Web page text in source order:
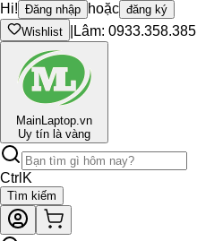
Hi! Đăng nhập hoặc đăng ký
Wishlist
Lâm: 0933.358.385
MainLaptop.vn
Uy tín là vàng
Ctrl K
Tìm kiếm